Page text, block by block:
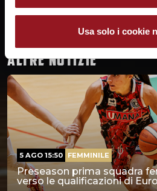
Usa solo i cookie
ALTRE NOTIZIE
Preseason prima squadra
verso le qualificazioni di
5 AGO 15:50 FEMMINILE